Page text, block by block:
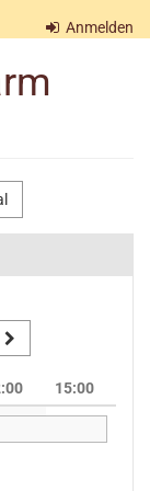
Anmelden
15:00